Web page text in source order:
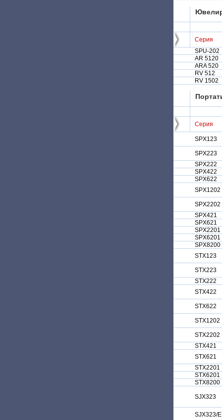
Серия
SPU-202
AR 5120
ARA 520
RV 512
RV 1502
Серия
SPX123
SPX223
SPX222
SPX422
SPX622
SPX1202
SPX2202
SPX421
SPX621
SPX2201
SPX6201
SPX8200
STX123
STX223
STX222
STX422
STX622
STX1202
STX2202
STX421
STX621
STX2201
STX6201
STX8200
SJX323
SJX323/E